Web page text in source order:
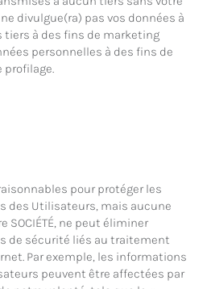
ne divulgue(ra) pas vos données à
tiers à des fins de marketing
personnelles à des fins de
pour protéger les
des Utilisateurs, mais aucune
ne peut éliminer
de sécurité liés au traitement
Par exemple, les informations
peuvent être affectées par